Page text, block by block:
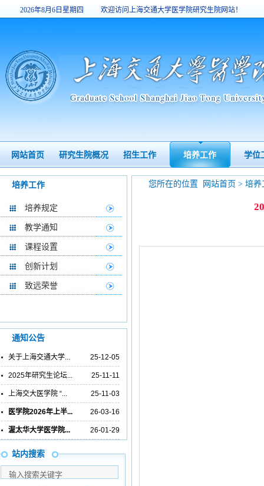
网站首页 研究生院概况 招生工作 培养工作 学位
2026年8月6日星期四
18:48:14
欢迎访问上海交通大学医学院研究生院网站！
培养工作
培养规定
教学通知
课程设置
创新计划
致远荣誉
您所在的位置 网站首页 > 培养
通知公告
关于上海交通大学... 25-12-05
2025年研究生论坛... 25-11-11
上海交大医学院 “... 25-11-03
医学院2026年上半... 26-03-16
渥太华大学医学院... 26-01-29
站内搜索